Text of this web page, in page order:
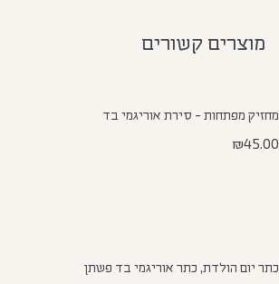
מוצרים קשורים
מחזיק מפתחות - סירת אוריגמי בד
₪45.00
כתר יום הולדת, כתר אוריגמי בד פשתן